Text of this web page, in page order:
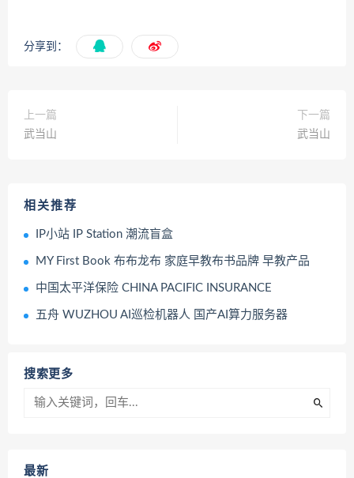
分享到：
上一篇
武当山
下一篇
武当山
相关推荐
IP小站 IP Station 潮流盲盒
MY First Book 布布龙布 家庭早教布书品牌 早教产品
中国太平洋保险 CHINA PACIFIC INSURANCE
五舟 WUZHOU AI巡检机器人 国产AI算力服务器
搜索更多
最新